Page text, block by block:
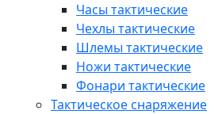
Часы тактические
Чехлы тактические
Шлемы тактические
Ножи тактические
Фонари тактические
Тактическое снаряжение